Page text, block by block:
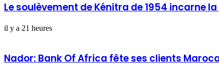
Le soulèvement de Kénitra de 1954 incarne
il y a 21 heures
Nador: Bank Of Africa fête ses clients